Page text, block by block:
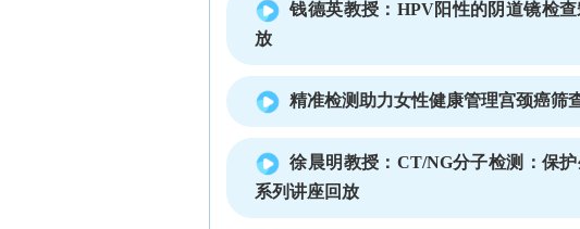
钱德英教授：HPV阳性的阴道镜检
放
精准检测助力女性健康管理宫颈癌筛
徐晨明教授：CT/NG分子检测：保
系列讲座回放